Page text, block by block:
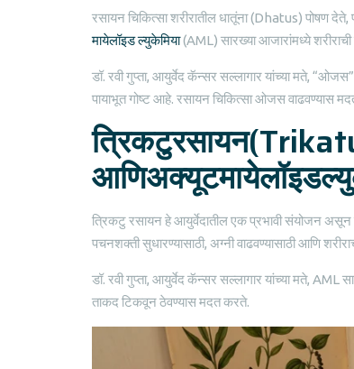
रसायन चिकित्सा शरीरातील धातूंना (Dhatus) पोषण
मायेलॉइड ल्युकेमिया(AML) सारख्या आजारांमध्ये शरीराची
डॉ. रवी गुप्ता, आयुर्वेद कॅन्सर सल्लागार यांच्या मते,
पायाभूत गोष्ट आहे. रसायन चिकित्सा ओजस वाढवण्यास
त्रिकटु रसायन हे आयुर्वेदातील एक प्रभावी संयोजन
पचनशक्ती सुधारण्यासाठी, अग्नी वाढवण्यासाठी आणि
डॉ. रवी गुप्ता, आयुर्वेद कॅन्सर सल्लागार यांच्या मते,
ताकद टिकवून ठेवण्यास मदत करते.